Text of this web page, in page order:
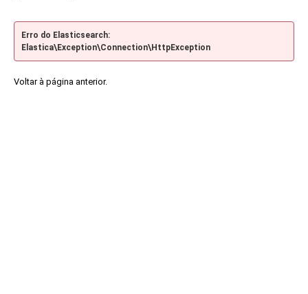
Erro do Elasticsearch:
Elastica\Exception\Connection\HttpException
Voltar à página anterior.